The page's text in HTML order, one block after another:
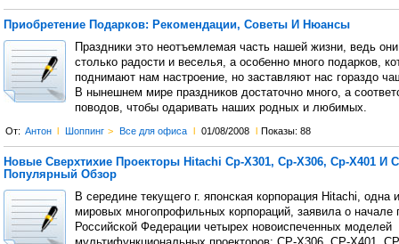
Приобретение Подарков: Рекомендации, Советы И Нюансы
Праздники это неотъемлемая часть нашей жизни, ведь
столько радости и веселья, а особенно много подарков,
поднимают нам настроение, но заставляют нас гораздо
В нынешнем мире праздников достаточно много, а
поводов, чтобы одаривать наших родных и любимых.
От: Антон l Шоппинг > Все для офиса l 01/08/2008 l Показы: 88
Новые Сверхтихие Проекторы Hitachi Cp-X301, Cp-X306, Cp-X401 И
Популярный Обзор
В середине текущего г. японская корпорация Hitachi, одна
мировых многопрофильных корпораций, заявила о начале
Российской Федерации четырех новоиспеченных моделей